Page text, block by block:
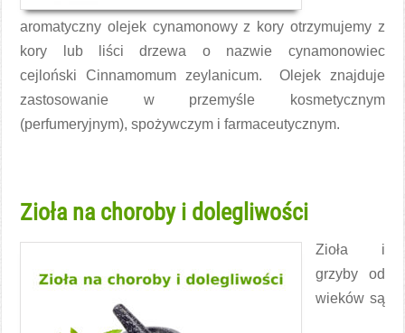
aromatyczny olejek cynamonowy z kory otrzymujemy z
kory lub liści drzewa o nazwie cynamonowiec
cejloński Cinnamomum zeylanicum. Olejek znajduje
zastosowanie w przemyśle kosmetycznym
(perfumeryjnym), spożywczym i farmaceutycznym.
Zioła na choroby i dolegliwości
Zioła i
grzyby od
wieków są